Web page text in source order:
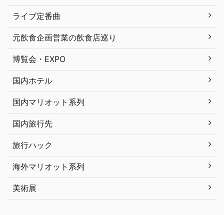
ライブ定番曲
元飲食企画営業の飲食店巡り
博覧会・EXPO
国内ホテル
国内マリオット系列
国内旅行先
旅行ハック
海外マリオット系列
美術展